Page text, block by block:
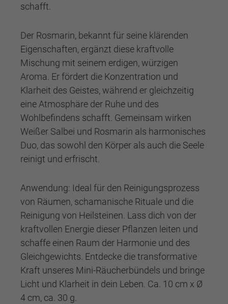
schafft.
Der Rosmarin, bekannt für seine klärenden
Eigenschaften, ergänzt diese kraftvolle
Mischung mit seinem erdigen, würzigen
Aroma. Er fördert die Konzentration und
Klarheit des Geistes, während er gleichzeitig
eine Atmosphäre der Ruhe und des
Wohlbefindens schafft. Gemeinsam wirken
Weißer Salbei und Rosmarin als harmonisches
Duo, das sowohl den Körper als auch die Seele
reinigt und erfrischt.
Anwendung: Ideal für den Reinigungsprozess
von Räumen, schamanische Rituale und die
Reinigung von Heilsteinen. Lass dich von der
kraftvollen Energie dieser Pflanzen leiten und
schaffe einen Raum der Harmonie und des
Gleichgewichts. Entdecke die transformative
Kraft unseres Mini-Räucherbündels und bringe
Licht und Klarheit in dein Leben. Ca. 10 cm x Ø
4 cm, ca. 30 g.